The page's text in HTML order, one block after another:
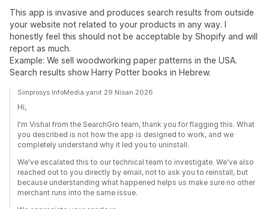
This app is invasive and produces search results from outside
your website not related to your products in any way. I
honestly feel this should not be acceptable by Shopify and will
report as much.
Example: We sell woodworking paper patterns in the USA.
Search results show Harry Potter books in Hebrew.
Simprosys InfoMedia yanıt 29 Nisan 2026
Hi,
I'm Vishal from the SearchGro team, thank you for flagging this. What
you described is not how the app is designed to work, and we
completely understand why it led you to uninstall.
We've escalated this to our technical team to investigate. We've also
reached out to you directly by email, not to ask you to reinstall, but
because understanding what happened helps us make sure no other
merchant runs into the same issue.